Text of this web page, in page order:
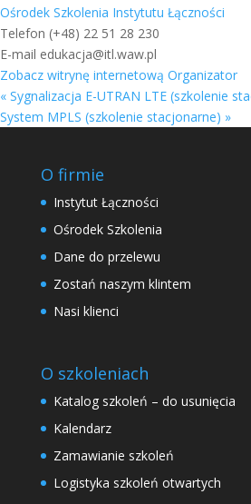
Ośrodek Szkolenia Instytutu Łączności
Telefon (+48) 22 51 28 230
E-mail edukacja@itl.waw.pl
Zobacz witrynę internetową Organizator
« Sygnalizacja E-UTRAN LTE (szkolenie
System MPLS (szkolenie stacjonarne) »
O firmie
Instytut Łączności
Ośrodek Szkolenia
Dane do przelewu
Zostań naszym klintem
Nasi klienci
O szkoleniach
Katalog szkoleń – do usunięcia
Kalendarz
Zamawianie szkoleń
Logistyka szkoleń otwartych